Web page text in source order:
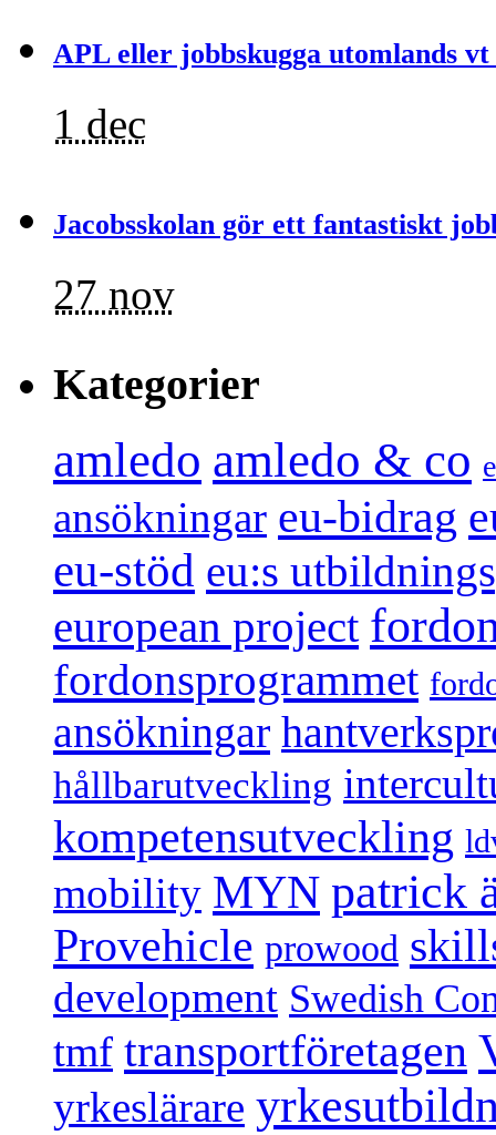
APL eller jobbskugga utomlands vt
1 dec
Jacobsskolan gör ett fantastiskt
27 nov
Kategorier
amledo amledo & co
ansökningar eu-bidrag
eu-stöd eu:s
european project
fordonsprogrammet
ansökningar
hållbarutveckling
kompetensutveckling
mobility MYN patrick
Provehicle prowood
development Swedish
tmf transportföretagen
yrkeslärare